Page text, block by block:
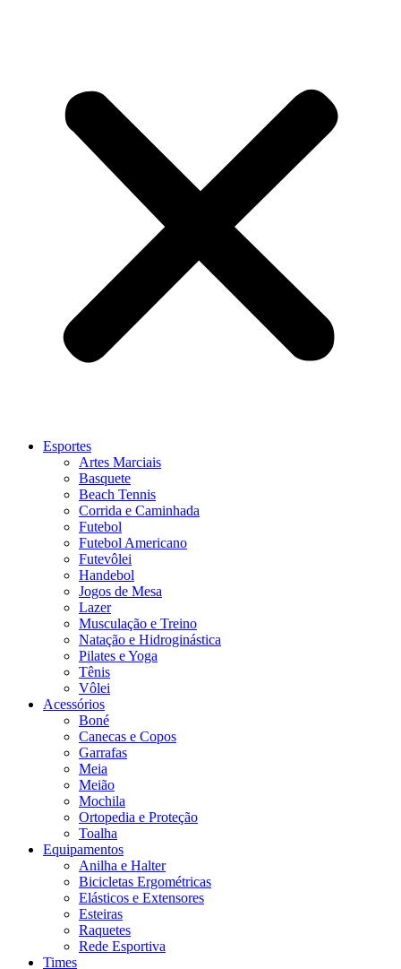
Esportes
Artes Marciais
Basquete
Beach Tennis
Corrida e Caminhada
Futebol
Futebol Americano
Futevôlei
Handebol
Jogos de Mesa
Lazer
Musculação e Treino
Natação e Hidroginástica
Pilates e Yoga
Tênis
Vôlei
Acessórios
Boné
Canecas e Copos
Garrafas
Meia
Meião
Mochila
Ortopedia e Proteção
Toalha
Equipamentos
Anilha e Halter
Bicicletas Ergométricas
Elásticos e Extensores
Esteiras
Raquetes
Rede Esportiva
Times